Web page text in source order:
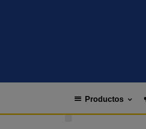
Productos